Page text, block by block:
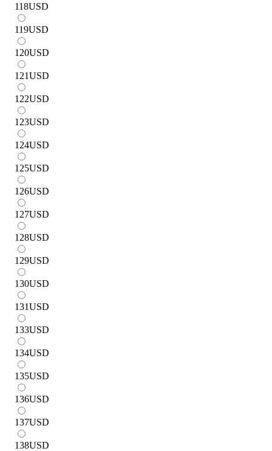
118USD
119USD
120USD
121USD
122USD
123USD
124USD
125USD
126USD
127USD
128USD
129USD
130USD
131USD
133USD
134USD
135USD
136USD
137USD
138USD